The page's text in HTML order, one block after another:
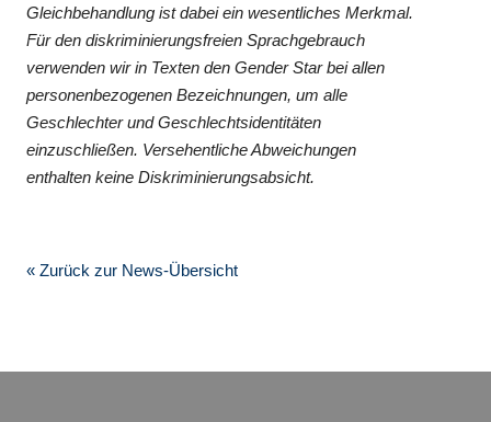
Gleichbehandlung ist dabei ein wesentliches Merkmal.
Für den diskriminierungsfreien Sprachgebrauch
verwenden wir in Texten den Gender Star bei allen
personenbezogenen Bezeichnungen, um alle
Geschlechter und Geschlechtsidentitäten
einzuschließen. Versehentliche Abweichungen
enthalten keine Diskriminierungsabsicht.
« Zurück zur News-Übersicht